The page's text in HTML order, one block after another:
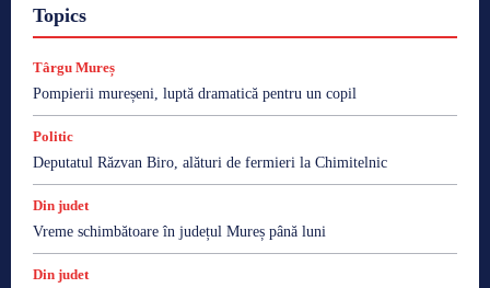
Topics
Târgu Mureș
Pompierii mureșeni, luptă dramatică pentru un copil
Politic
Deputatul Răzvan Biro, alături de fermieri la Chimitelnic
Din judet
Vreme schimbătoare în județul Mureș până luni
Din judet